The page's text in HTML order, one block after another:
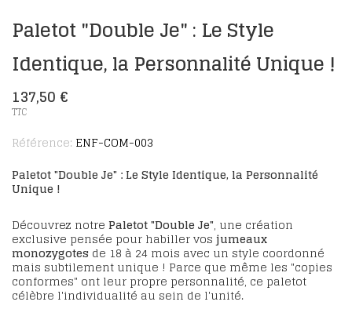
Paletot "Double Je" : Le Style
Identique, la Personnalité Unique !
137,50 €
TTC
Référence: ENF-COM-003
Paletot "Double Je" : Le Style Identique, la Personnalité
Unique !
Découvrez notre Paletot "Double Je", une création
exclusive pensée pour habiller vos jumeaux
monozygotes de 18 à 24 mois avec un style coordonné
mais subtilement unique ! Parce que même les "copies
conformes" ont leur propre personnalité, ce paletot
célèbre l'individualité au sein de l'unité.